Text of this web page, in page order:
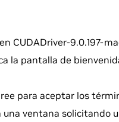
CUDADriver-9.0.197-
la pantalla de
para aceptar los
una ventana solicitando